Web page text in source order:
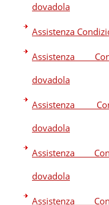
dovadola
Assistenza
Assistenza
dovadola
Assistenza
dovadola
Assistenza
dovadola
Assistenza